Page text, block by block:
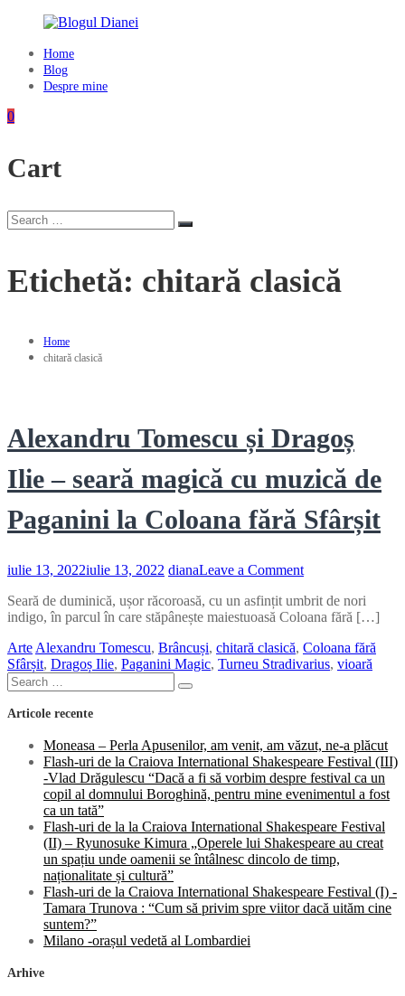
content
Blogul
Dianei
Blognotes
călătorii
și
finețuri
Home
Blog
Despre mine
0
Cart
Search
for:
Search
Etichetă: chitară clasică
Home
chitară clasică
Alexandru Tomescu și Dragoș
Ilie – seară magică cu muzică de
Paganini la Coloana fără Sfârșit
iulie 13, 2022iulie 13, 2022 dianaLeave a Commenton
Tomescu
și
Ilie
–
de
Paganini
la
Coloana
Sfârșit
Seară de duminică, ușor răcoroasă, cu un asfințit umbrit de nori
indigo, în parcul în care stăpânește maiestuoasă Coloana fără […]
Arte Alexandru Tomescu, Brâncuși, chitară clasică, Coloana fără
Sfârșit, Dragoș Ilie, Paganini Magic, Turneu Stradivarius, vioară
Search
for:
Search
Articole recente
Moneasa – Perla Apusenilor, am venit, am văzut, ne-a plăcut
Flash-uri de la Craiova International Shakespeare Festival (III)
-Vlad Drăgulescu “Dacă a fi să vorbim despre festival ca un
copil al domnului Boroghină, pentru mine evenimentul a fost
ca un tată”
Flash-uri de la la Craiova International Shakespeare Festival
(II) – Ryunosuke Kimura „Operele lui Shakespeare au creat
un spațiu unde oamenii se întâlnesc dincolo de timp,
naționalitate și cultură”
Flash-uri de la Craiova International Shakespeare Festival (I) -
Tamara Trunova : “Cum să privim spre viitor dacă uităm cine
suntem?”
Milano -orașul vedetă al Lombardiei
Arhive